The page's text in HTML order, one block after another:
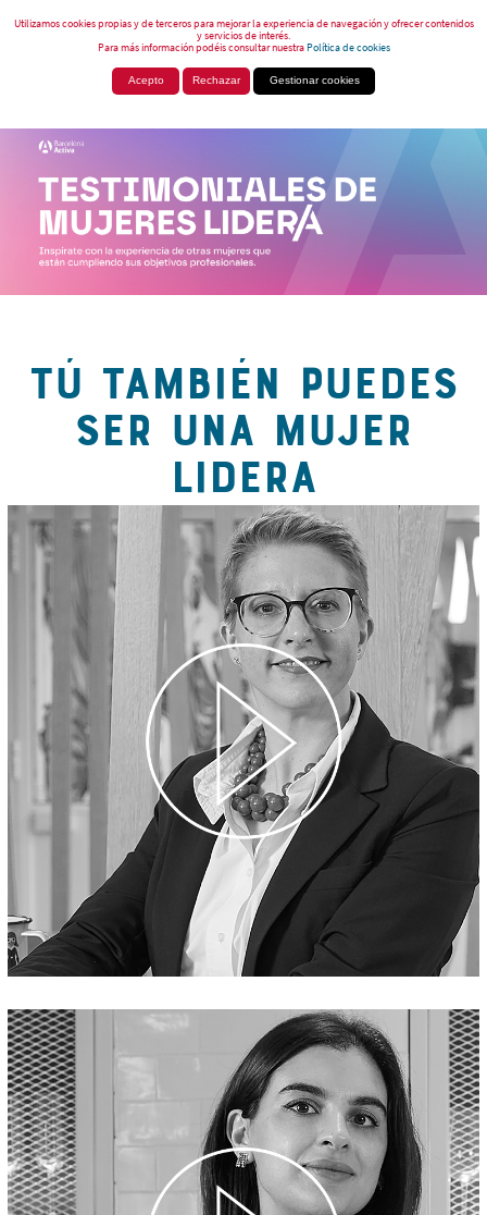
Utilizamos cookies propias y de terceros para mejorar la experiencia de navegación y ofrecer contenidos
y servicios de interés.
Para más información podéis consultar nuestraPolítica de cookies
Acepto Rechazar Gestionar cookies
TÚ TAMBIÉN PUEDES
SER UNA MUJER
LIDERA